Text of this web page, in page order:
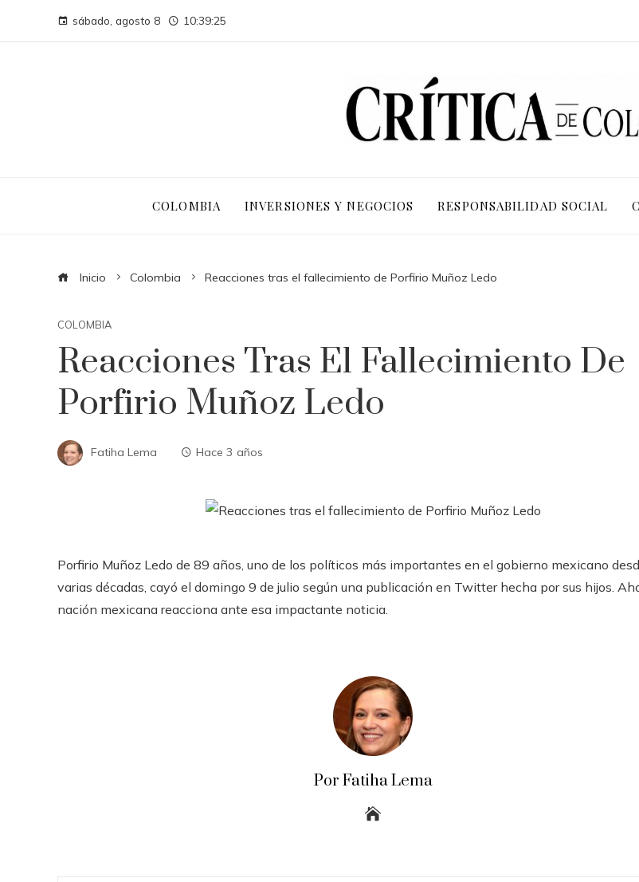
sábado, agosto 8 10:39:26
COLOMBIA INVERSIONES Y NEGOCIOS RESPONSABILIDAD SOCIAL
Inicio Colombia Reacciones tras el fallecimiento de Porfirio Muñoz Ledo
COLOMBIA
Reacciones Tras El Fallecimiento De
Porfirio Muñoz Ledo
Fatiha Lema Hace 3 años
Porfirio Muñoz Ledo de 89 años, uno de los políticos más importantes en el gobierno mexicano
varias décadas, cayó el domingo 9 de julio según una publicación en Twitter hecha por sus hijos.
nación mexicana reacciona ante esa impactante noticia.
Por Fatiha Lema